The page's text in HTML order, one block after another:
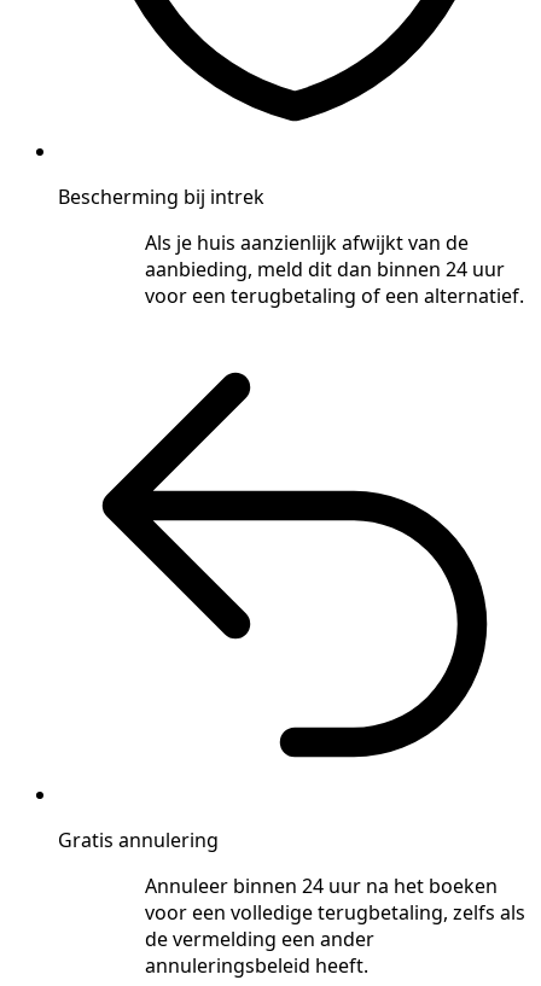
Bescherming bij intrek
Als je huis aanzienlijk afwijkt van de
aanbieding, meld dit dan binnen 24 uur
voor een terugbetaling of een alternatief.
Gratis annulering
Annuleer binnen 24 uur na het boeken
voor een volledige terugbetaling, zelfs als
de vermelding een ander
annuleringsbeleid heeft.